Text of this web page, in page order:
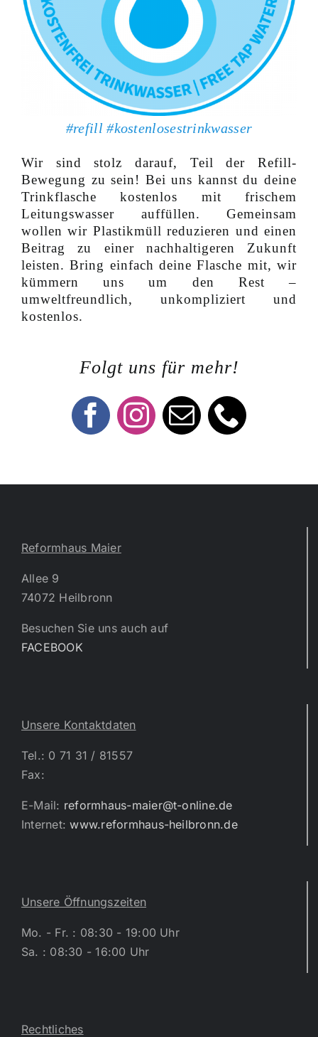
#refill #kostenlosestrinkwasser
Wir sind stolz darauf, Teil der Refill-
Bewegung zu sein! Bei uns kannst du deine
Trinkflasche kostenlos mit frischem
Leitungswasser auffüllen. Gemeinsam
wollen wir Plastikmüll reduzieren und einen
Beitrag zu einer nachhaltigeren Zukunft
leisten. Bring einfach deine Flasche mit, wir
kümmern uns um den Rest –
umweltfreundlich, unkompliziert und
kostenlos.
Folgt uns für mehr!
Reformhaus Maier
Allee 9
74072 Heilbronn
Besuchen Sie uns auch auf
FACEBOOK
Unsere Kontaktdaten
Tel.: 0 71 31 / 81557
Fax:
E-Mail: reformhaus-maier@t-online.de
Internet:www.reformhaus-heilbronn.de
Unsere Öffnungszeiten
Mo. - Fr. : 08:30 - 19:00 Uhr
Sa. : 08:30 - 16:00 Uhr
Rechtliches